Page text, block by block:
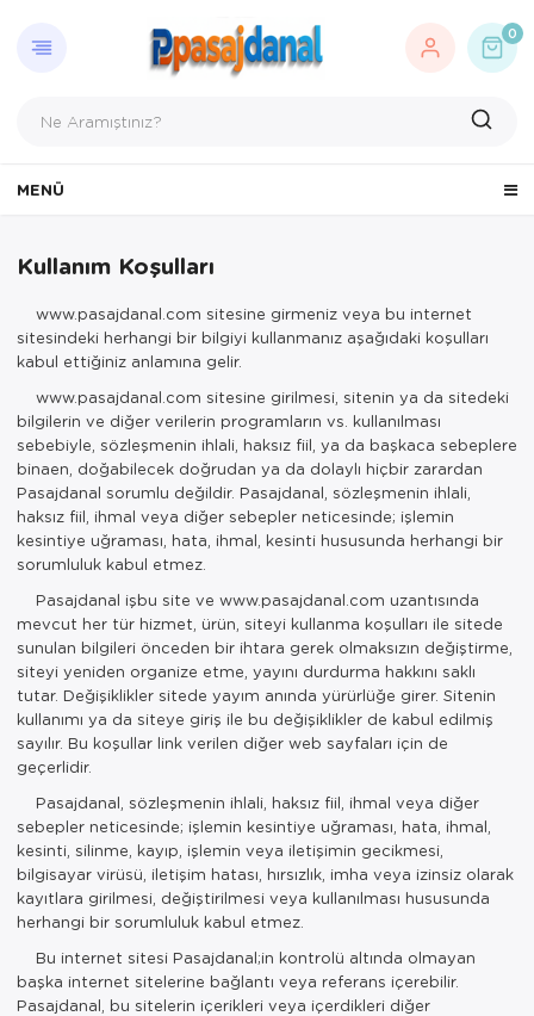
0
Bıçaklar ve Çakılar
Deniz Gözlükleri
Eğitici Oyuncaklar
Elektronik
Hava
Kulaklıklar
Tıraş
Oda Kokusu
Peluş Kulaklıklar
Yöresel Elbise
DEXE Ürünleri
El, Ayak,
Vücut
MENÜ
Kullanım Koşulları
www.pasajdanal.com sitesine girmeniz veya bu internet
sitesindeki herhangi bir bilgiyi kullanmanız aşağıdaki koşulları
kabul ettiğiniz anlamına gelir.
www.pasajdanal.com sitesine girilmesi, sitenin ya da sitedeki
bilgilerin ve diğer verilerin programların vs. kullanılması
sebebiyle, sözleşmenin ihlali, haksız fiil, ya da başkaca sebeplere
binaen, doğabilecek doğrudan ya da dolaylı hiçbir zarardan
Pasajdanal sorumlu değildir. Pasajdanal, sözleşmenin ihlali,
haksız fiil, ihmal veya diğer sebepler neticesinde; işlemin
kesintiye uğraması, hata, ihmal, kesinti hususunda herhangi bir
sorumluluk kabul etmez.
Pasajdanal işbu site ve www.pasajdanal.com uzantısında
mevcut her tür hizmet, ürün, siteyi kullanma koşulları ile sitede
sunulan bilgileri önceden bir ihtara gerek olmaksızın değiştirme,
siteyi yeniden organize etme, yayını durdurma hakkını saklı
tutar. Değişiklikler sitede yayım anında yürürlüğe girer. Sitenin
kullanımı ya da siteye giriş ile bu değişiklikler de kabul edilmiş
sayılır. Bu koşullar link verilen diğer web sayfaları için de
geçerlidir.
Pasajdanal, sözleşmenin ihlali, haksız fiil, ihmal veya diğer
sebepler neticesinde; işlemin kesintiye uğraması, hata, ihmal,
kesinti, silinme, kayıp, işlemin veya iletişimin gecikmesi,
bilgisayar virüsü, iletişim hatası, hırsızlık, imha veya izinsiz olarak
kayıtlara girilmesi, değiştirilmesi veya kullanılması hususunda
herhangi bir sorumluluk kabul etmez.
Bu internet sitesi Pasajdanal;in kontrolü altında olmayan
başka internet sitelerine bağlantı veya referans içerebilir.
Pasajdanal, bu sitelerin içerikleri veya içerdikleri diğer